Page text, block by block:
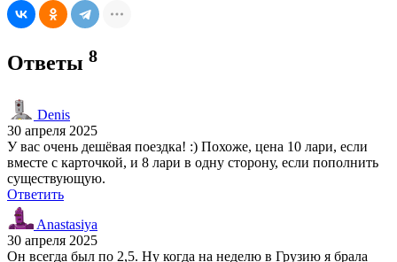
Ответы 8
Denis
30 апреля 2025
У вас очень дешёвая поездка! :) Похоже, цена 10 лари, если
вместе с карточкой, и 8 лари в одну сторону, если пополнить
существующую.
Ответить
Anastasiya
30 апреля 2025
Он всегда был по 2,5. Ну когда на неделю в Грузию я брала